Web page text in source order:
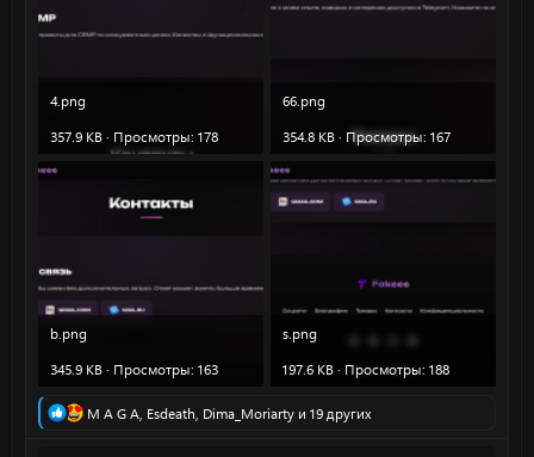
4.png
357.9 KB · Просмотры: 178
66.png
354.8 KB · Просмотры: 167
b.png
345.9 KB · Просмотры: 163
s.png
197.6 KB · Просмотры: 188
Р
M A G A, Esdeath, Dima_Moriarty и 19 других